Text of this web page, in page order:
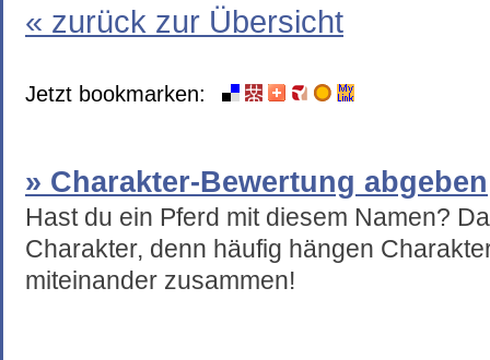
« zurück zur Übersicht
Jetzt bookmarken:
» Charakter-Bewertung abgeben
Hast du ein Pferd mit diesem Namen?
Charakter, denn häufig hängen
miteinander zusammen!